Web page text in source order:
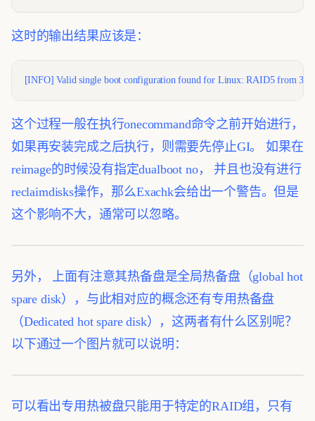
这时的输出结果应该是：
[INFO] Valid single boot configuration found for Linux: RAID5 from 3
这个过程一般在执行onecommand命令之前开始进行，
如果再安装完成之后执行，则需要先停止GI。
如果在
reimage的时候没有指定dualboot no， 并且也没有进行
reclaimdisks操作，那么Exachk会给出一个警告。但是
这个影响不大，通常可以忽略。
另外， 上面有注意其热备盘是全局热备盘（global hot
spare disk），与此相对应的概念还有专用热备盘
（Dedicated hot spare disk），这两者有什么区别呢？
以下通过一个图片就可以说明：
可以看出专用热被盘只能用于特定的RAID组，只有